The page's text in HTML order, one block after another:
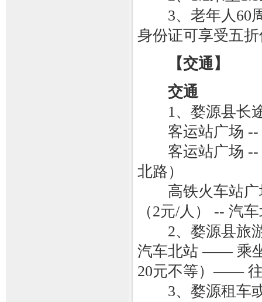
3、老年人60周
身份证可享受五
【交通】
交通
1、婺源县长
客运站广场 --
客运站广场 --
北路）
高铁火车站广
（2元/人） -- 汽
2、婺源县旅游
汽车北站 —— 乘
20元不等）——
3、婺源租车